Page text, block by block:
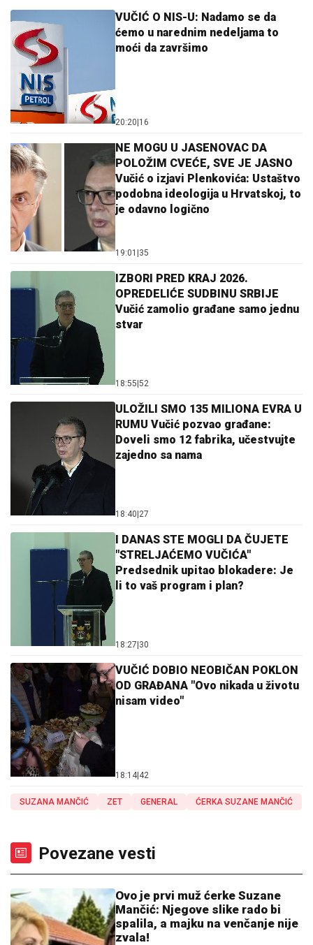
VUČIĆ O NIS-U: Nadamo se da
ćemo u narednim nedeljama to
moći da završimo
20:20|16
NE MOGU U JASENOVAC DA
POLOŽIM CVEĆE, SVE JE JASNO
Vučić o izjavi Plenkovića: Ustaštvo
podobna ideologija u Hrvatskoj, to
je odavno logično
19:01 |35
IZBORI PRED KRAJ 2026.
OPREDELIĆE SUDBINU SRBIJE
Vučić zamolio građane samo jednu
stvar
18:55|52
ULOŽILI SMO 135 MILIONA EVRA U
RUMU Vučić pozvao građane:
Doveli smo 12 fabrika, učestvujte
zajedno sa nama
18:40|27
I DANAS STE MOGLI DA ČUJETE
"STRELJAĆEMO VUČIĆA"
Predsednik upitao blokadere: Je
li to vaš program i plan?
18:27|30
VUČIĆ DOBIO NEOBIČAN POKLON
OD GRAĐANA "Ovo nikada u životu
nisam video"
18:14|42
SUZANA MANČIĆ ZET GENERAL ĆERKA SUZANE MANČIĆ
Povezane vesti
Ovo je prvi muž ćerke Suzane
Mančić: Njegove slike rado bi
spalila, a majku na venčanje nije
zvala!